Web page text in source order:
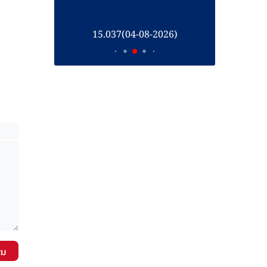
15.037(04-08-2026)